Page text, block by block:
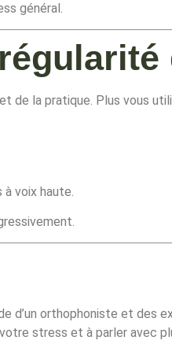
général.
de la pratique. Plus vous
voix haute.
d’un orthophoniste et
stress et à parler avec